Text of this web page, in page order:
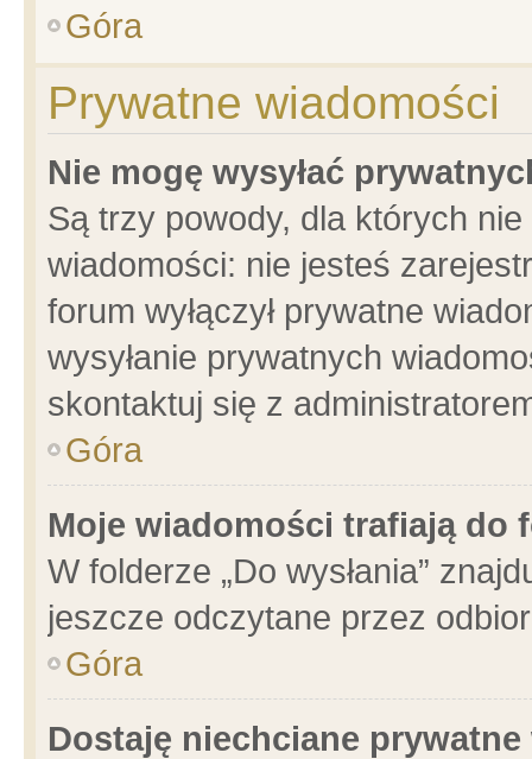
Góra
Prywatne wiadomości
Nie mogę wysyłać
Są trzy powody, dla których
wiadomości: nie jesteś
forum wyłączył prywatne
wysyłanie prywatnych
skontaktuj się z
Góra
Moje wiadomości trafiają do
W folderze „Do wysłania”
jeszcze odczytane przez
Góra
Dostaję niechciane